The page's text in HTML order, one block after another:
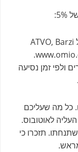
ניתן להזמין מראש כרטיסים לאוטובוסים של ATVO, Barzi
Services ו-GoOpti באתר האינטרנט www.omio.com.
ולפי זמן נסיעה
כל מה שעליכם
לאוטובוס.
תזכרו כי